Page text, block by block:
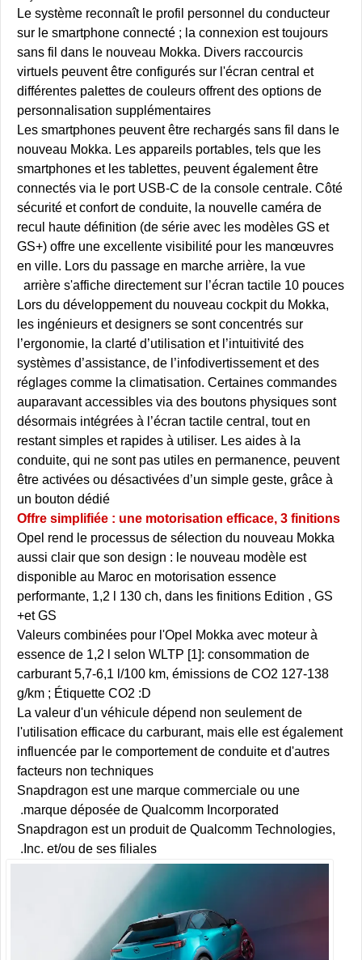
Le système reconnaît le profil personnel du conducteur
sur le smartphone connecté ; la connexion est toujours
sans fil dans le nouveau Mokka. Divers raccourcis
virtuels peuvent être configurés sur l'écran central et
différentes palettes de couleurs offrent des options de
personnalisation supplémentaires
Les smartphones peuvent être rechargés sans fil dans le
nouveau Mokka. Les appareils portables, tels que les
smartphones et les tablettes, peuvent également être
connectés via le port USB-C de la console centrale. Côté
sécurité et confort de conduite, la nouvelle caméra de
recul haute définition (de série avec les modèles GS et
GS+) offre une excellente visibilité pour les manœuvres
en ville. Lors du passage en marche arrière, la vue
arrière s'affiche directement sur l’écran tactile 10 pouces
Lors du développement du nouveau cockpit du Mokka,
les ingénieurs et designers se sont concentrés sur
l’ergonomie, la clarté d’utilisation et l’intuitivité des
systèmes d’assistance, de l’infodivertissement et des
réglages comme la climatisation. Certaines commandes
auparavant accessibles via des boutons physiques sont
désormais intégrées à l’écran tactile central, tout en
restant simples et rapides à utiliser. Les aides à la
conduite, qui ne sont pas utiles en permanence, peuvent
être activées ou désactivées d’un simple geste, grâce à
un bouton dédié
Offre simplifiée : une motorisation efficace, 3 finitions
Opel rend le processus de sélection du nouveau Mokka
aussi clair que son design : le nouveau modèle est
disponible au Maroc en motorisation essence
performante, 1,2 l 130 ch, dans les finitions Edition , GS
et GS+
Valeurs combinées pour l'Opel Mokka avec moteur à
essence de 1,2 l selon WLTP [1]: consommation de
carburant 5,7-6,1 l/100 km, émissions de CO2 127-138
g/km ; Étiquette CO2 :D
La valeur d'un véhicule dépend non seulement de
l'utilisation efficace du carburant, mais elle est également
influencée par le comportement de conduite et d'autres
facteurs non techniques
Snapdragon est une marque commerciale ou une
marque déposée de Qualcomm Incorporated.
Snapdragon est un produit de Qualcomm Technologies,
Inc. et/ou de ses filiales.